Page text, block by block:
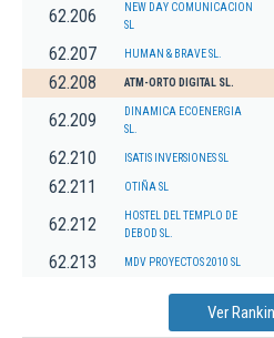
62.206
NEW DAY COMUNICACION
SL
62.207 HUMAN & BRAVE SL.
62.208 ATM-ORTO DIGITAL SL.
62.209
DINAMICA ECOENERGIA
SL.
62.210 ISATIS INVERSIONES SL
62.211 OTIÑA SL
62.212
HOSTEL DEL TEMPLO DE
DEBOD SL.
62.213 MDV PROYECTOS 2010 SL
Ver